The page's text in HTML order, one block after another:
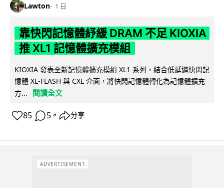
Lawton 1 日
靠快閃記憶體紓緩 DRAM 不足 KIOXIA
推 XL1 記憶體擴充模組
KIOXIA 發表全新記憶體擴充模組 XL1 系列，結合低延遲快閃記
憶體 XL-FLASH 與 CXL 介面，將快閃記憶體轉化為記憶體擴充
方...
閱讀全文
85 5 ↗ 分享
ADVERTISEMENT